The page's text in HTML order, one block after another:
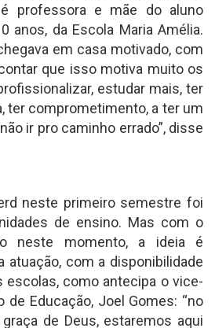
professora e mãe do aluno
anos, da Escola Maria Amélia.
em casa motivado, com
que isso motiva muito os
estudar mais, ter
ter comprometimento, a ter um
ir pro caminho errado”, disse
neste primeiro semestre foi
de ensino. Mas com o
neste momento, a ideia é
atuação, com a disponibilidade
escolas, como antecipa o vice-
Educação, Joel Gomes: “no
de Deus, estaremos aqui